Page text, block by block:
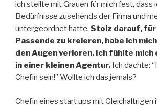
ich stellte mit Grauen für mich fest, dass
Bedürfnisse zusehends der Firma und
untergeordnet hatte. Stolz darauf, für
Passende zu kreieren, habe ich
den Augen verloren. Ich fühlte mich
in einer kleinen Agentur. Ich dachte:
Chefin sein!” Wollte ich das jemals?
Chefin eines start ups mit Gleichaltrigen